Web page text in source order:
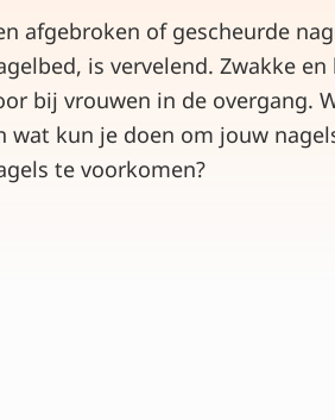
afgebroken of gescheurde
is vervelend. Zwakke
bij vrouwen in de overgang.
wat kun je doen om jouw
te voorkomen?